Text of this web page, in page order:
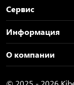
Сервис
Информация
О компании